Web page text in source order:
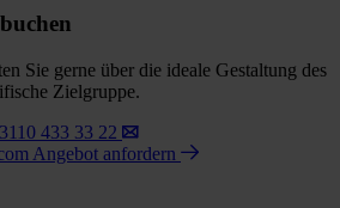
Sie gerne über die ideale Gestaltung des
Zielgruppe.
433 33 22
Angebot anfordern